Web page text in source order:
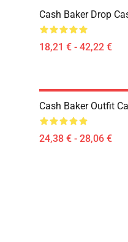
Cash Baker Drop
18,21 € - 42,22 €
Cash Baker Outfit
24,38 € - 28,06 €